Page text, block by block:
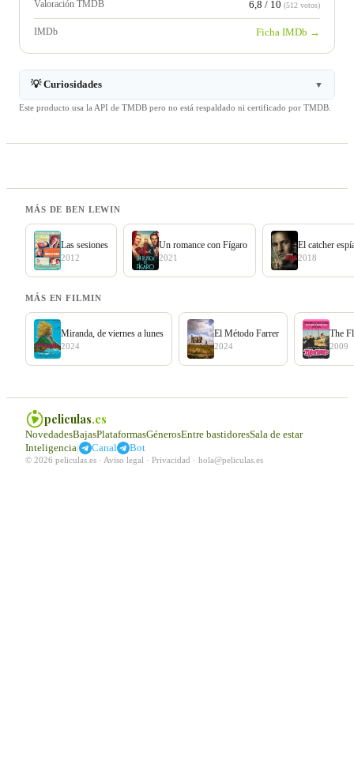
Valoración TMDB 6,8 / 10 (512 votos)
IMDb Ficha IMDb →
💡 Curiosidades ▼
Este producto usa la API de TMDB pero no está respaldado ni certificado por TMDB.
MÁS DE BEN LEWIN
Las sesiones
2012
Un romance con Fígaro
2021
El catcher
2018
MÁS EN FILMIN
Miranda, de viernes a lunes
2024
El Método Farrer
2024
The
2009
peliculas.es
NovedadesBajasPlataformasGénerosEntre bastidoresSala de estar
Inteligencia| Canal Bot
© 2026 peliculas.es · Aviso legal · Privacidad · hola@peliculas.es